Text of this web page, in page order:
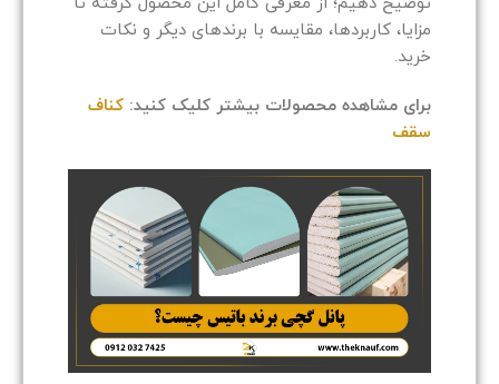
مزایا، کاربردها، مقایسه با برندهای دیگر و نکات
خرید.
برای مشاهده محصولات بیشتر کلیک کنید: کناف
سقف